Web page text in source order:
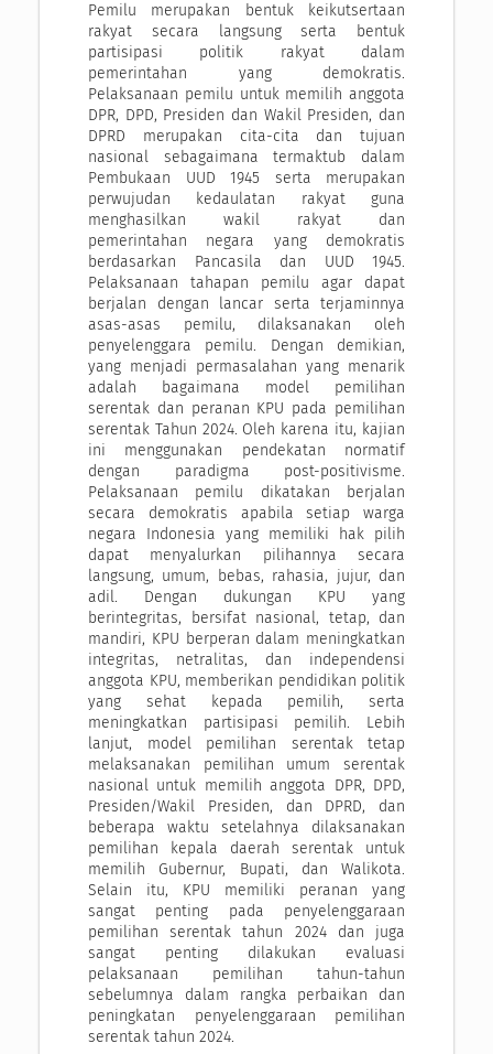
Pemilu merupakan bentuk keikutsertaan
rakyat secara langsung serta bentuk
partisipasi politik rakyat dalam
pemerintahan yang demokratis.
Pelaksanaan pemilu untuk memilih anggota
DPR, DPD, Presiden dan Wakil Presiden, dan
DPRD merupakan cita-cita dan tujuan
nasional sebagaimana termaktub dalam
Pembukaan UUD 1945 serta merupakan
perwujudan kedaulatan rakyat guna
menghasilkan wakil rakyat dan
pemerintahan negara yang demokratis
berdasarkan Pancasila dan UUD 1945.
Pelaksanaan tahapan pemilu agar dapat
berjalan dengan lancar serta terjaminnya
asas-asas pemilu, dilaksanakan oleh
penyelenggara pemilu. Dengan demikian,
yang menjadi permasalahan yang menarik
adalah bagaimana model pemilihan
serentak dan peranan KPU pada pemilihan
serentak Tahun 2024. Oleh karena itu, kajian
ini menggunakan pendekatan normatif
dengan paradigma post-positivisme.
Pelaksanaan pemilu dikatakan berjalan
secara demokratis apabila setiap warga
negara Indonesia yang memiliki hak pilih
dapat menyalurkan pilihannya secara
langsung, umum, bebas, rahasia, jujur, dan
adil. Dengan dukungan KPU yang
berintegritas, bersifat nasional, tetap, dan
mandiri, KPU berperan dalam meningkatkan
integritas, netralitas, dan independensi
anggota KPU, memberikan pendidikan politik
yang sehat kepada pemilih, serta
meningkatkan partisipasi pemilih. Lebih
lanjut, model pemilihan serentak tetap
melaksanakan pemilihan umum serentak
nasional untuk memilih anggota DPR, DPD,
Presiden/Wakil Presiden, dan DPRD, dan
beberapa waktu setelahnya dilaksanakan
pemilihan kepala daerah serentak untuk
memilih Gubernur, Bupati, dan Walikota.
Selain itu, KPU memiliki peranan yang
sangat penting pada penyelenggaraan
pemilihan serentak tahun 2024 dan juga
sangat penting dilakukan evaluasi
pelaksanaan pemilihan tahun-tahun
sebelumnya dalam rangka perbaikan dan
peningkatan penyelenggaraan pemilihan
serentak tahun 2024.